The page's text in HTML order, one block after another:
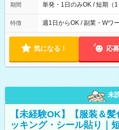
期間 単発・1日のみOK / 短期（1
特徴 週1日からOK / 副業・Wワ
気になる！ 応
未
【未経験OK】【服装＆
ッキング・シール貼り｜